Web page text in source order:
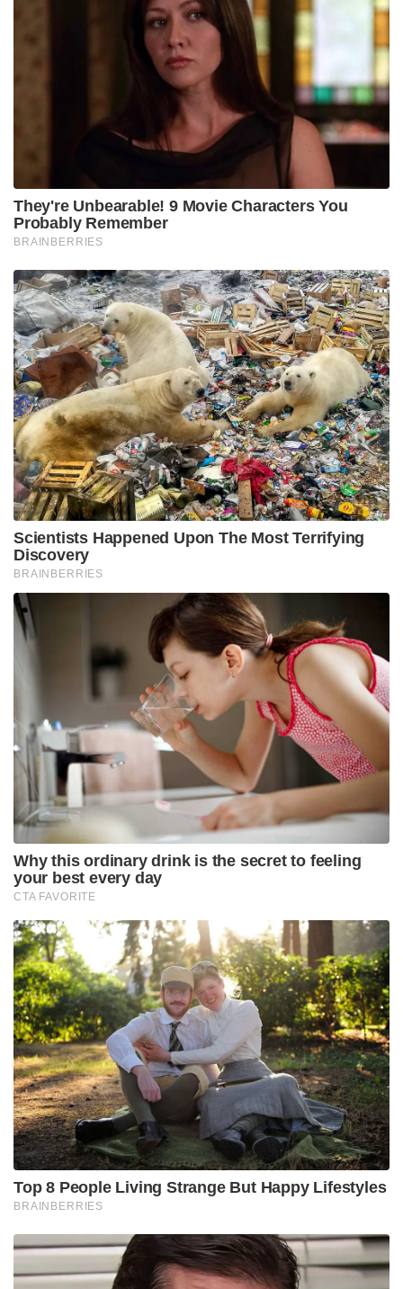
മണിക്കൂറിൽ 96,140 ടിക്കറ്റുകളാണ് ബുക്ക് മൈ
ഷോയിൽ വിറ്റഴിച്ചത്. ഇതിനിടെ ബുക്ക് മൈ ഷോയുടെ
സെർവർ തകർന്നതായും രാവിലെ റിപ്പോർട്ടുകൾ
വന്നു. ഒട്ടുമിക്ക ടിക്കറ്റ് ബുക്കിങ് പ്ലാറ്റ്ഫോമുകളിലും
എംപുരാന്റെ ടിക്കറ്റിനായി ആരാധകരുടെ ഓട്ടമാണ്.
ടിക്കറ്റുകളെല്ലാം അതിവേഗമാണ് വിറ്റഴിക്കപ്പെടുന്നത്.
ആദ്യദിവസത്തെ ആദ്യ ഷോയുടെ ടിക്കറ്റുകൾ
ഒട്ടുമിക്ക തിയറ്ററുകളിലും വിറ്റു തീർന്നുകഴിഞ്ഞു
എന്നാണ് റിപ്പോർട്ട്.
Tags: empuran